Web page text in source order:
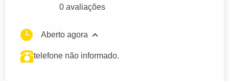
0 avaliações
Aberto agora
telefone não informado.